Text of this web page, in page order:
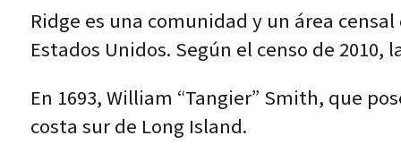
Ridge es una comunidad y un área
Estados Unidos. Según el censo de
En 1693, William “Tangier” Smith, que
costa sur de Long Island.